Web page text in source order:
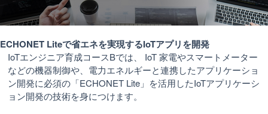
ECHONET Liteで省エネを実現するIoTアプリを開発
IoTエンジニア育成コースBでは、 IoT 家電やスマートメーター
などの機器制御や、電力エネルギーと連携したアプリケーショ
ン開発に必須の「ECHONET Lite」を活用したIoTアプリケーシ
ョン開発の技術を身につけます。